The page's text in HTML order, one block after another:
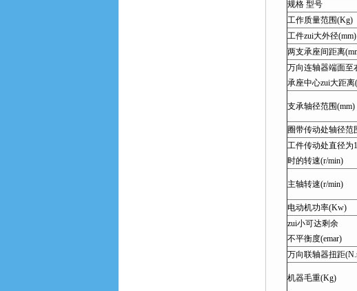
规格 型号
工作质量范围(Kg)
工件zui大外径(mm)
两支承座间距离
万向连轴器端面至
承座中心zui大距离
支承轴径范围(mm)
圈带传动处轴径范
工件传动处直径为
时的转速(r/min)
主轴转速(r/min)
电动机功率(Kw)
zui小可达剩余
不平衡度(emar)
万向联轴器扭距
机器毛重(Kg)